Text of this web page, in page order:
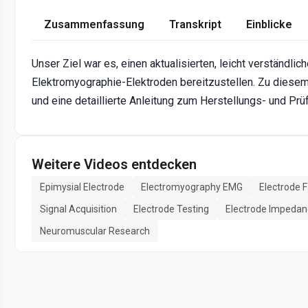
Zusammenfassung Transkript Einblicke
Unser Ziel war es, einen aktualisierten, leicht
Elektromyographie-Elektroden bereitzustellen. Zu
und eine detaillierte Anleitung zum Herstellungs- und
Weitere Videos entdecken
Epimysial Electrode Electromyography EMG
Electrode
Signal Acquisition
Electrode Testing
Electrode
Neuromuscular Research